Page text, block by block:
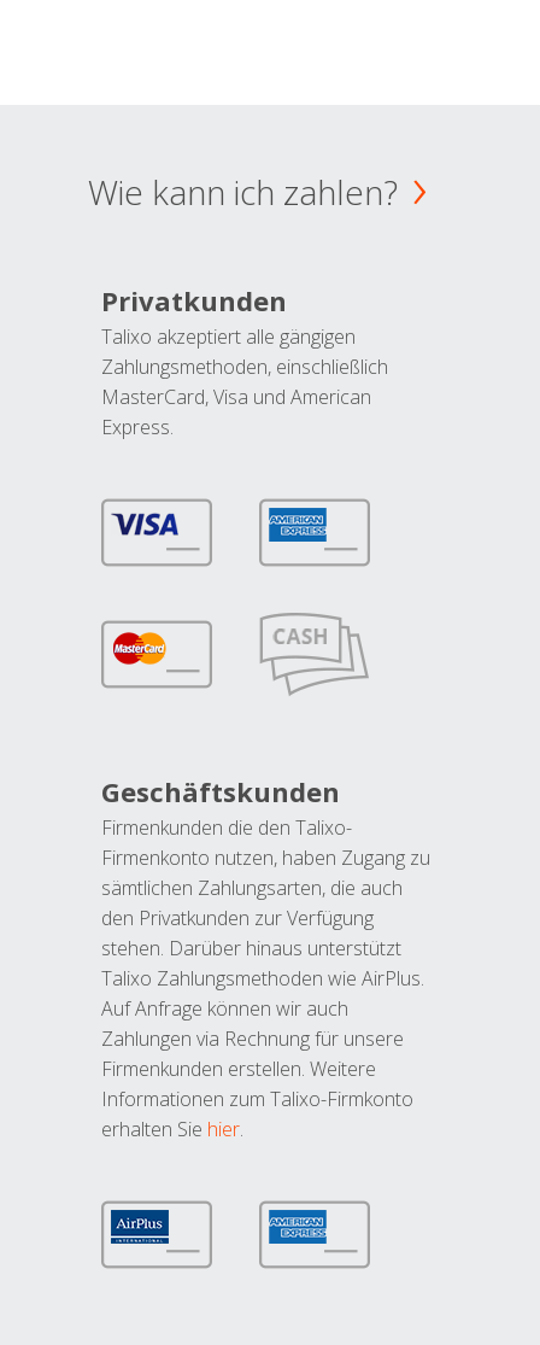
Wie kann ich zahlen?
Privatkunden
Talixo akzeptiert alle gängigen
Zahlungsmethoden, einschließlich
MasterCard, Visa und American
Express.
Geschäftskunden
Firmenkunden die den Talixo-
Firmenkonto nutzen, haben Zugang zu
sämtlichen Zahlungsarten, die auch
den Privatkunden zur Verfügung
stehen. Darüber hinaus unterstützt
Talixo Zahlungsmethoden wie AirPlus.
Auf Anfrage können wir auch
Zahlungen via Rechnung für unsere
Firmenkunden erstellen. Weitere
Informationen zum Talixo-Firmkonto
erhalten Sie hier.